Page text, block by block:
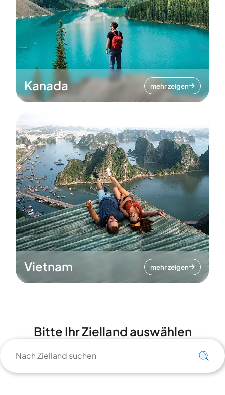
Kanada mehr zeigen
Vietnam mehr zeigen
Bitte Ihr Zielland auswählen